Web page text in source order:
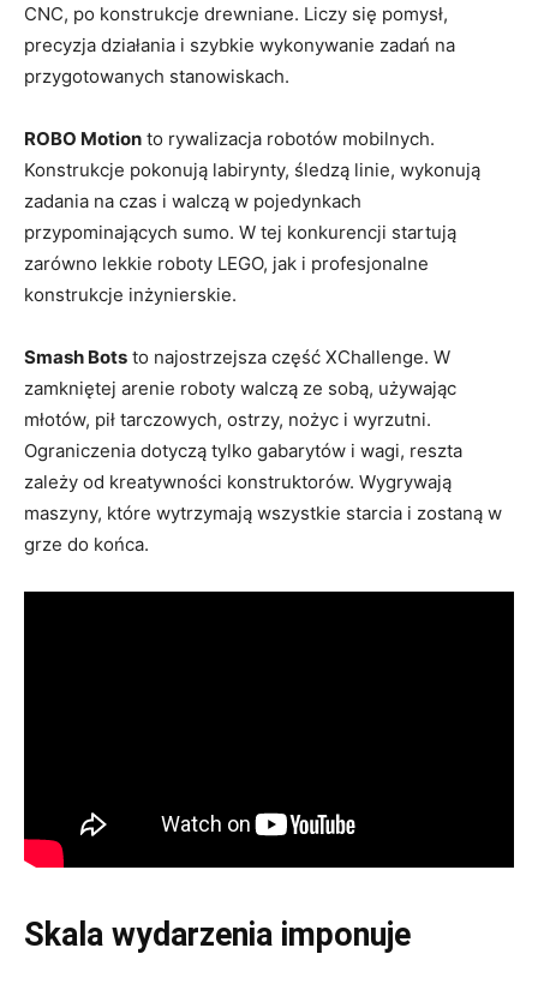
CNC, po konstrukcje drewniane. Liczy się pomysł,
precyzja działania i szybkie wykonywanie zadań na
przygotowanych stanowiskach.
ROBO Motion to rywalizacja robotów mobilnych.
Konstrukcje pokonują labirynty, śledzą linie, wykonują
zadania na czas i walczą w pojedynkach
przypominających sumo. W tej konkurencji startują
zarówno lekkie roboty LEGO, jak i profesjonalne
konstrukcje inżynierskie.
Smash Bots to najostrzejsza część XChallenge. W
zamkniętej arenie roboty walczą ze sobą, używając
młotów, pił tarczowych, ostrzy, nożyc i wyrzutni.
Ograniczenia dotyczą tylko gabarytów i wagi, reszta
zależy od kreatywności konstruktorów. Wygrywają
maszyny, które wytrzymają wszystkie starcia i zostaną w
grze do końca.
Skala wydarzenia imponuje